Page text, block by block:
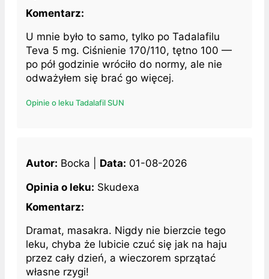
Komentarz:
U mnie było to samo, tylko po Tadalafilu
Teva 5 mg. Ciśnienie 170/110, tętno 100 —
po pół godzinie wróciło do normy, ale nie
odważyłem się brać go więcej.
Opinie o leku Tadalafil SUN
Autor: Bocka | Data: 01-08-2026
Opinia o leku: Skudexa
Komentarz:
Dramat, masakra. Nigdy nie bierzcie tego
leku, chyba że lubicie czuć się jak na haju
przez cały dzień, a wieczorem sprzątać
własne rzygi!